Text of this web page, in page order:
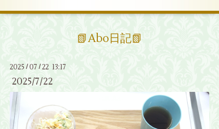
📗Abo日記📗
2025 / 07 /22 13:17
2025/7/22